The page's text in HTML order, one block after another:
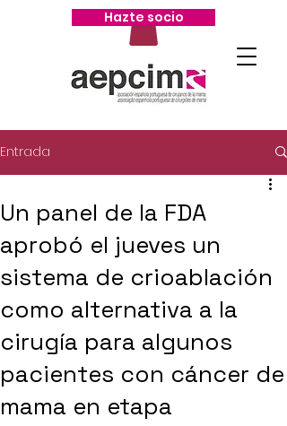
Hazte socio
Entrada
Un panel de la FDA
aprobó el jueves un
sistema de crioablación
como alternativa a la
cirugía para algunos
pacientes con cáncer de
mama en etapa